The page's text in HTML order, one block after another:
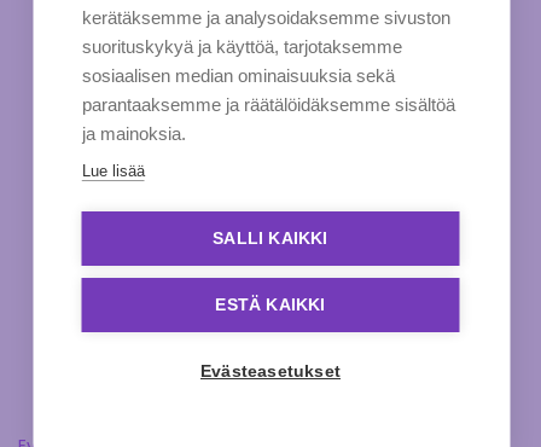
kerätäksemme ja analysoidaksemme sivuston
suorituskykyä ja käyttöä, tarjotaksemme
sosiaalisen median ominaisuuksia sekä
parantaaksemme ja räätälöidäksemme sisältöä
ja mainoksia.
Lue lisää
SALLI KAIKKI
ESTÄ KAIKKI
Evästeasetukset